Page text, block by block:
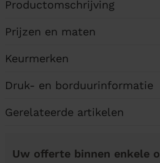
Productomschrijving
Prijzen en maten
Keurmerken
Druk- en borduurinformatie
Gerelateerde artikelen
Uw offerte binnen enkele